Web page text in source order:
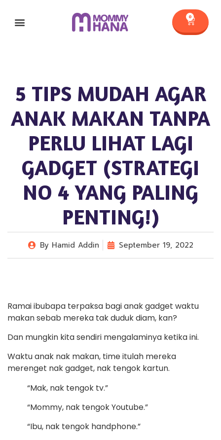
0
5 TIPS MUDAH AGAR
ANAK MAKAN TANPA
PERLU LIHAT LAGI
GADGET (STRATEGI
NO 4 YANG PALING
PENTING!)
By Hamid Addin September 19, 2022
Ramai ibubapa terpaksa bagi anak gadget waktu
makan sebab mereka tak duduk diam, kan?
Dan mungkin kita sendiri mengalaminya ketika ini.
Waktu anak nak makan, time itulah mereka
merenget nak gadget, nak tengok kartun.
“Mak, nak tengok tv.”
“Mommy, nak tengok Youtube.”
“Ibu, nak tengok handphone.”